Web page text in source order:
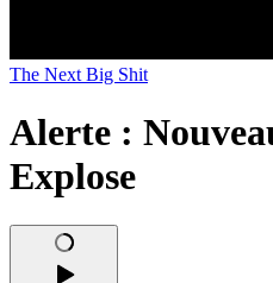
The Next Big Shit
Alerte :
Explose